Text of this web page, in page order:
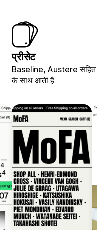
प्रीसेट
Baseline, Austere सहित
के साथ आती है